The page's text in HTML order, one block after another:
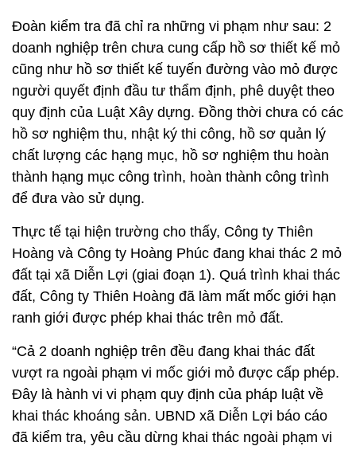
Đoàn kiểm tra đã chỉ ra những vi phạm như sau: 2
doanh nghiệp trên chưa cung cấp hồ sơ thiết kế mỏ
cũng như hồ sơ thiết kế tuyến đường vào mỏ được
người quyết định đầu tư thẩm định, phê duyệt theo
quy định của Luật Xây dựng. Đồng thời chưa có các
hồ sơ nghiệm thu, nhật ký thi công, hồ sơ quản lý
chất lượng các hạng mục, hồ sơ nghiệm thu hoàn
thành hạng mục công trình, hoàn thành công trình
để đưa vào sử dụng.
Thực tế tại hiện trường cho thấy, Công ty Thiên
Hoàng và Công ty Hoàng Phúc đang khai thác 2 mỏ
đất tại xã Diễn Lợi (giai đoạn 1). Quá trình khai thác
đất, Công ty Thiên Hoàng đã làm mất mốc giới hạn
ranh giới được phép khai thác trên mỏ đất.
“Cả 2 doanh nghiệp trên đều đang khai thác đất
vượt ra ngoài phạm vi mốc giới mỏ được cấp phép.
Đây là hành vi vi phạm quy định của pháp luật về
khai thác khoáng sản. UBND xã Diễn Lợi báo cáo
đã kiểm tra, yêu cầu dừng khai thác ngoài phạm vi